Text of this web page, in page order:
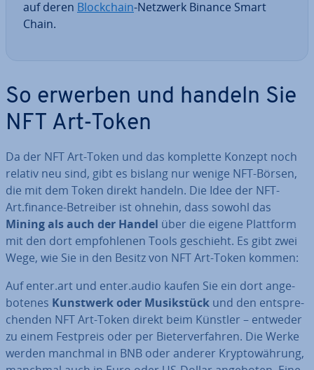
auf deren Block­chain-Netzwerk Binance Smart
Chain.
So erwerben und handeln Sie
NFT Art-Token
Da der NFT Art-Token und das komplette Konzept noch
relativ neu sind, gibt es bislang nur wenige NFT-Börsen,
die mit dem Token direkt handeln. Die Idee der NFT-
Art.finance-Betreiber ist ohnehin, dass sowohl das
Mining als auch der Handel über die eigene Plattform
mit den dort emp­foh­le­nen Tools geschieht. Es gibt zwei
Wege, wie Sie in den Besitz von NFT Art-Token kommen:
Auf enter.art und enter.audio kaufen Sie ein dort an­ge­
bo­te­nes Kunstwerk oder Mu­sik­stück und den ent­spre­
chen­den NFT Art-Token direkt beim Künstler – entweder
zu einem Festpreis oder per Bie­ter­ver­fah­ren. Die Werke
werden manchmal in BNB oder anderer Kryp­to­wäh­rung,